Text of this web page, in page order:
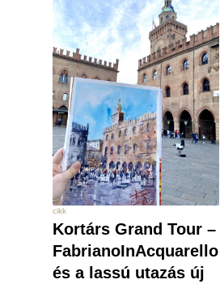
cikk
Kortárs Grand Tour –
FabrianoInAcquarello
és a lassú utazás új